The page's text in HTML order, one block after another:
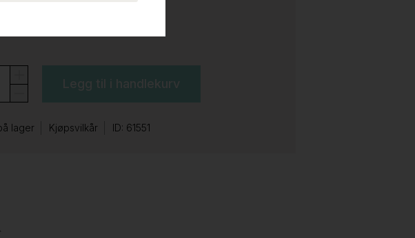
Legg til i handlekurv
lager Kjøpsvilkår ID: 61551